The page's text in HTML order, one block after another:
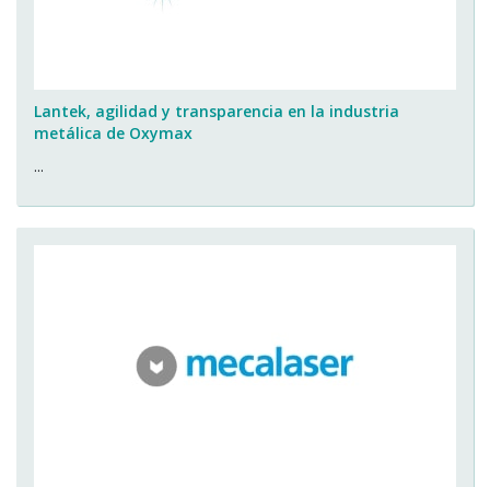
Lantek, agilidad y transparencia en la industria
metálica de Oxymax
...